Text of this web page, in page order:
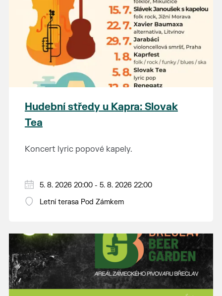
Hudební středy u Kapra: Slovak
Tea
Koncert lyric popové kapely.
5. 8. 2026 20:00 - 5. 8. 2026 22:00
Letní terasa Pod Zámkem